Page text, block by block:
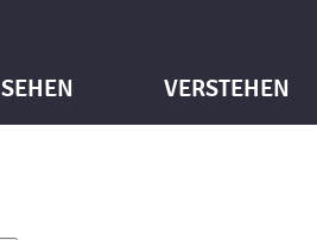
SEHEN VERSTEHEN